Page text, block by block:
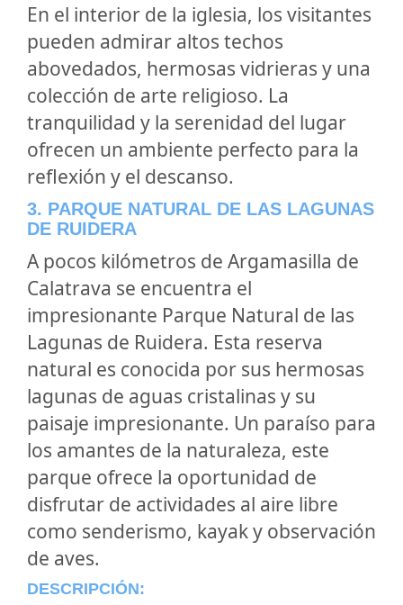
En el interior de la iglesia, los visitantes
pueden admirar altos techos
abovedados, hermosas vidrieras y una
colección de arte religioso. La
tranquilidad y la serenidad del lugar
ofrecen un ambiente perfecto para la
reflexión y el descanso.
3. PARQUE NATURAL DE LAS LAGUNAS
DE RUIDERA
A pocos kilómetros de Argamasilla de
Calatrava se encuentra el
impresionante Parque Natural de las
Lagunas de Ruidera. Esta reserva
natural es conocida por sus hermosas
lagunas de aguas cristalinas y su
paisaje impresionante. Un paraíso para
los amantes de la naturaleza, este
parque ofrece la oportunidad de
disfrutar de actividades al aire libre
como senderismo, kayak y observación
de aves.
DESCRIPCIÓN: